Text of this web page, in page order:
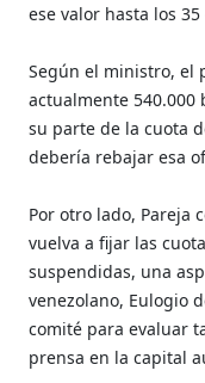
ese valor hasta los
Según el ministro, el
actualmente 540.000
su parte de la cuota
debería rebajar esa
Por otro lado, Pareja
vuelva a fijar las
suspendidas, una
venezolano, Eulogio
comité para evaluar
prensa en la capital